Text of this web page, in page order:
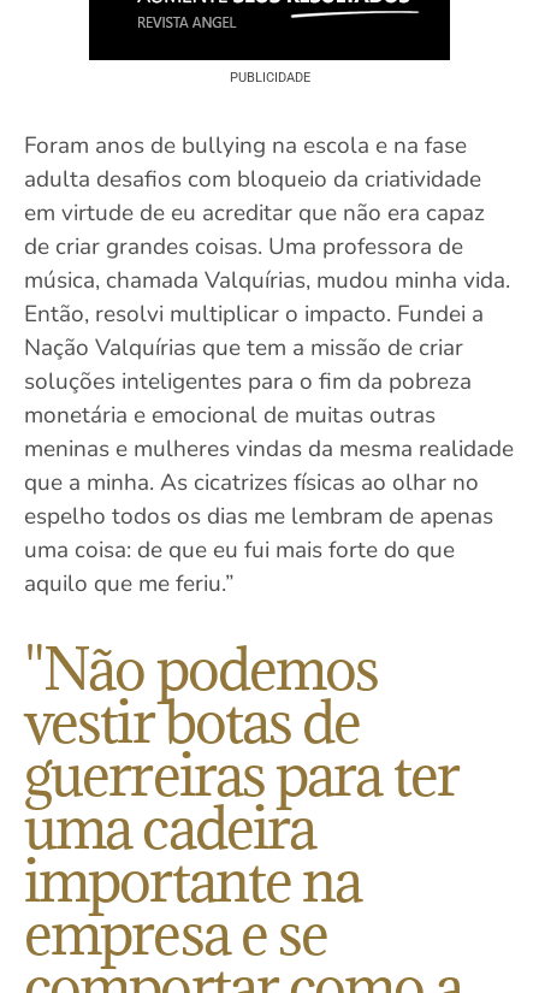
PUBLICIDADE
Foram anos de bullying na escola e na fase
adulta desafios com bloqueio da criatividade
em virtude de eu acreditar que não era capaz
de criar grandes coisas. Uma professora de
música, chamada Valquírias, mudou minha vida.
Então, resolvi multiplicar o impacto. Fundei a
Nação Valquírias que tem a missão de criar
soluções inteligentes para o fim da pobreza
monetária e emocional de muitas outras
meninas e mulheres vindas da mesma realidade
que a minha. As cicatrizes físicas ao olhar no
espelho todos os dias me lembram de apenas
uma coisa: de que eu fui mais forte do que
aquilo que me feriu.”
"Não podemos
vestir botas de
guerreiras para ter
uma cadeira
importante na
empresa e se